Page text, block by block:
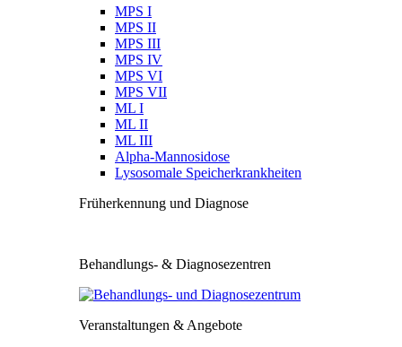
MPS I
MPS II
MPS III
MPS IV
MPS VI
MPS VII
ML I
ML II
ML III
Alpha-Mannosidose
Lysosomale Speicherkrankheiten
Früherkennung und Diagnose
Behandlungs- & Diagnosezentren
Veranstaltungen & Angebote